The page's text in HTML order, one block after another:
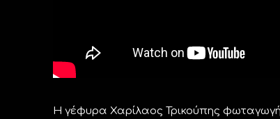
Η γέφυρα Χαρίλαος Τρικούπης